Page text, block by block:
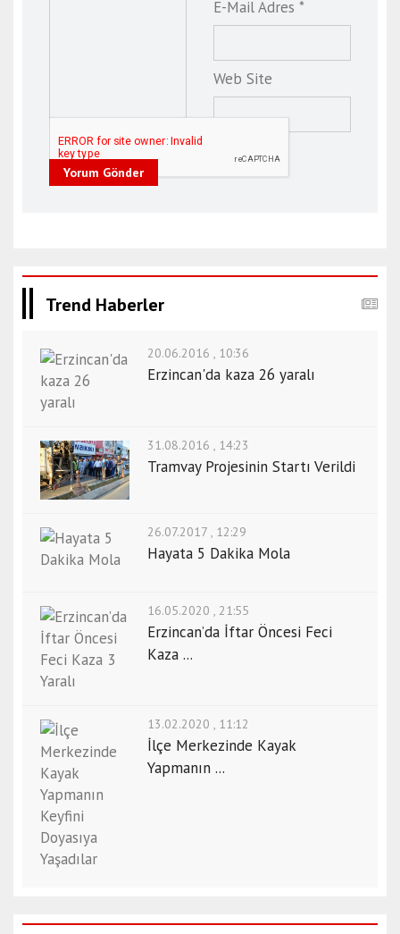
E-Mail Adres *
Web Site
Yorum Gönder
Trend Haberler
20.06.2016 , 10:36
Erzincan'da kaza 26 yaralı
31.08.2016 , 14:23
Tramvay Projesinin Startı Verildi
26.07.2017 , 12:29
Hayata 5 Dakika Mola
16.05.2020 , 21:55
Erzincan’da İftar Öncesi Feci
Kaza ...
13.02.2020 , 11:12
İlçe Merkezinde Kayak
Yapmanın ...